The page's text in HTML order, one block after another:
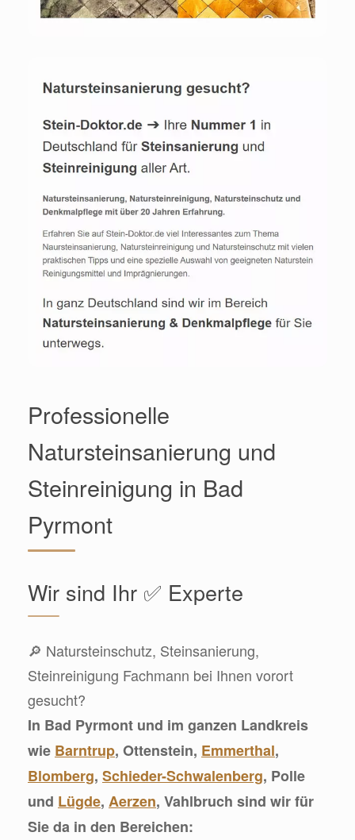
Professionelle
Natursteinsanierung und
Steinreinigung in Bad
Pyrmont
Wir sind Ihr ✅ Experte
🔎 Natursteinschutz, Steinsanierung,
Steinreinigung Fachmann bei Ihnen vorort
gesucht?
In Bad Pyrmont und im ganzen Landkreis
wie Barntrup, Ottenstein, Emmerthal,
Blomberg, Schieder-Schwalenberg, Polle
und Lügde, Aerzen, Vahlbruch sind wir für
Sie da in den Bereichen: